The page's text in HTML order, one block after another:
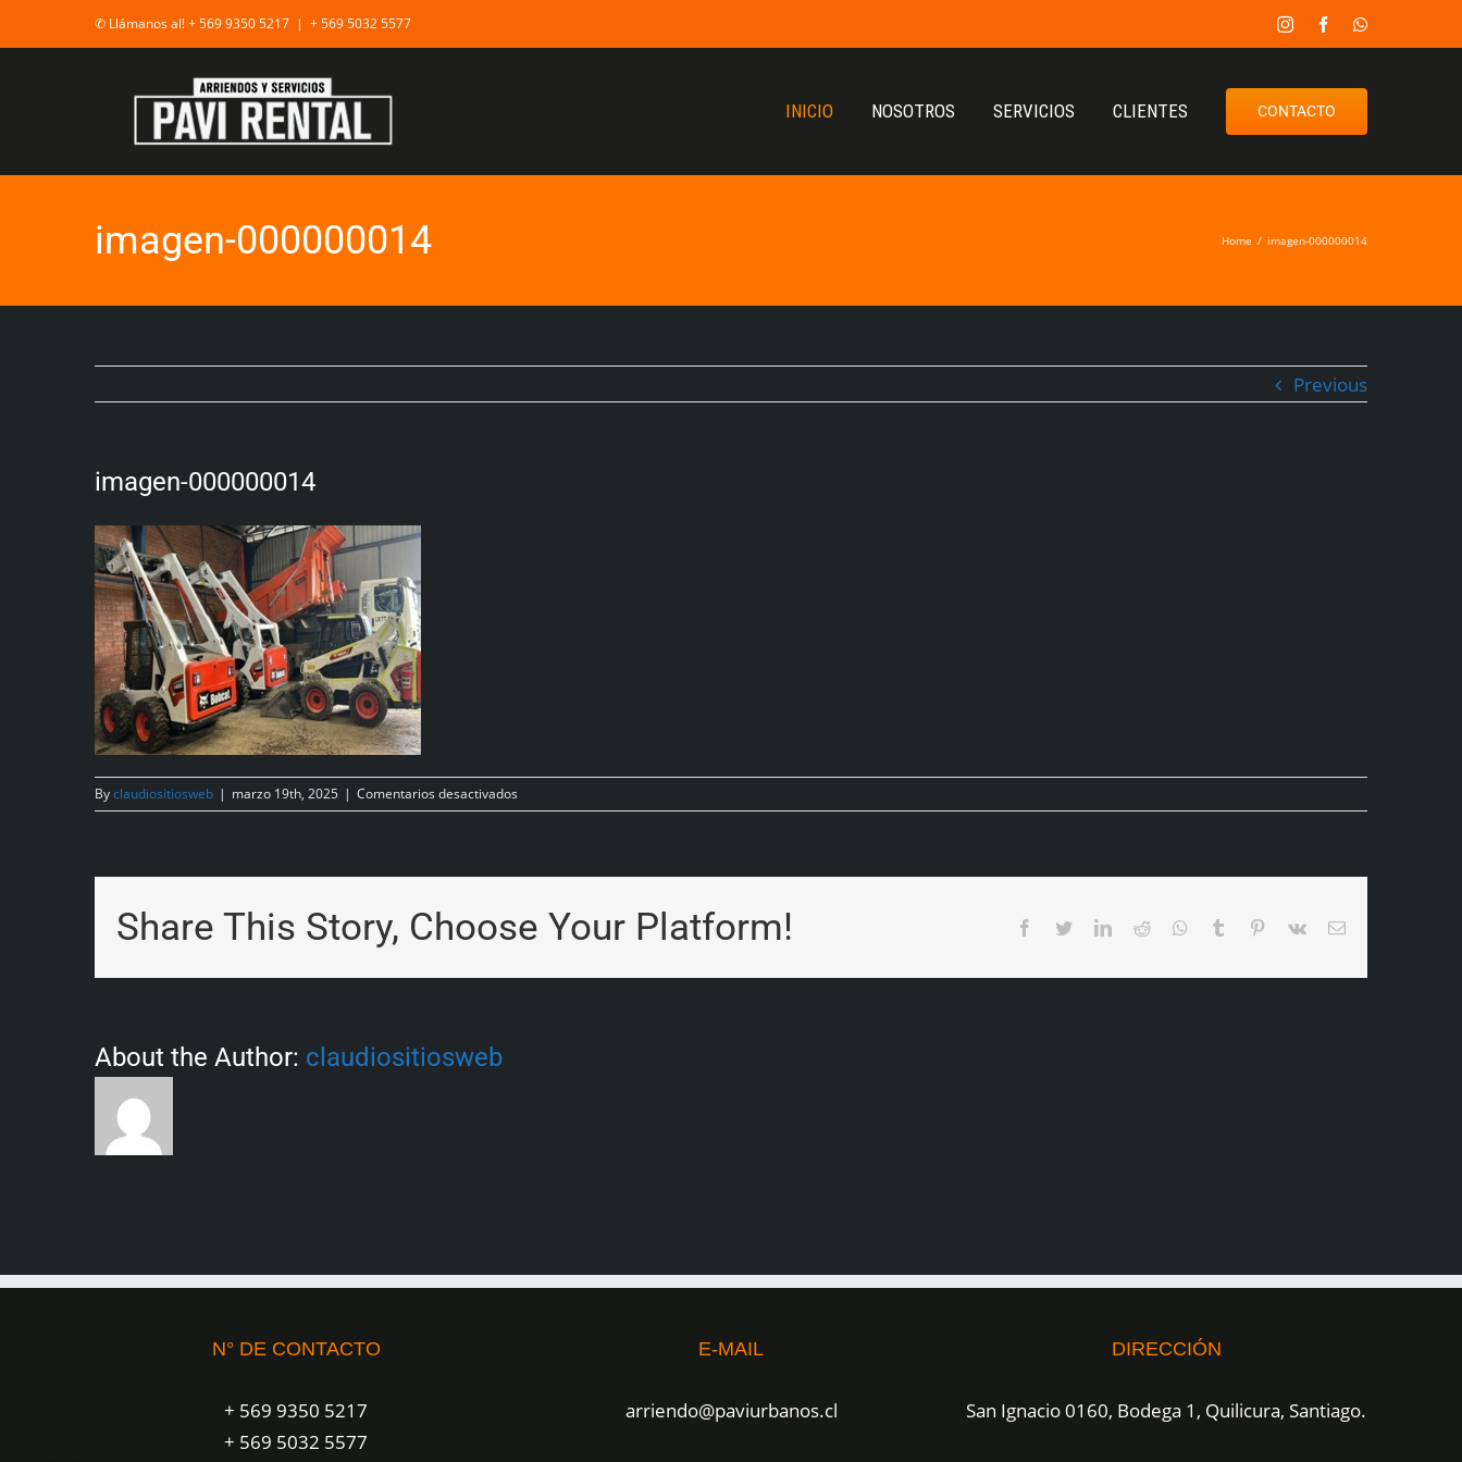
✆ Llámanos al! + 569 9350 5217 | + 569 5032 5577
INICIO NOSOTROS SERVICIOS CLIENTES CONTACTO
imagen-000000014 Home / imagen-000000014
Previous
imagen-000000014
Byclaudiositiosweb | marzo 19th, 2025 | Comentarios desactivados
Share This Story, Choose Your Platform!
About the Author: claudiositiosweb
N° DE CONTACTO
+ 569 9350 5217
+ 569 5032 5577
E-MAIL
arriendo@paviurbanos.cl
DIRECCIÓN
San Ignacio 0160, Bodega 1, Quilicura, Santiago.